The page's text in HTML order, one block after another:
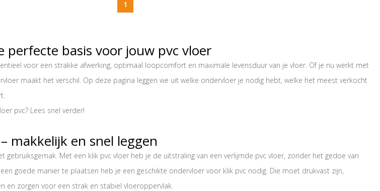
1
perfecte basis voor jouw pvc vloer
voor een strakke afwerking, optimaal loopcomfort en maximale levensduur van je vloer. Of je nu werkt met
maakt het verschil. Op deze pagina leggen we uit welke ondervloer je nodig hebt, welke het meest verkocht
pvc? Lees snel verder!
makkelijk en snel leggen
gebruiksgemak. Met een klik pvc vloer heb je de uitstraling van een verlijmde pvc vloer, zonder het gedoe van
goede manier te plaatsen heb je een geschikte ondervloer voor klik pvc nodig. Die moet drukvast zijn,
en zorgen voor een strak en stabiel vloeroppervlak.